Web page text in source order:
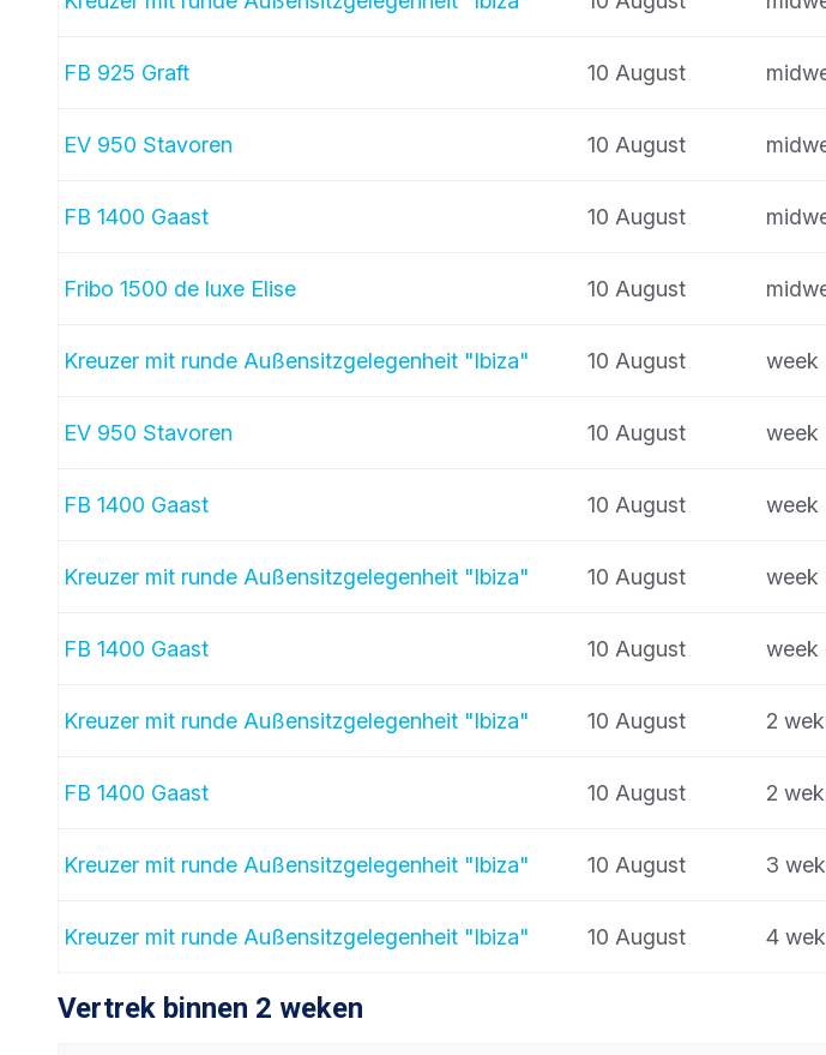
FB 925 Graft 10 August
EV 950 Stavoren 10 August
FB 1400 Gaast 10 August
Fribo 1500 de luxe Elise 10 August
Kreuzer mit runde Außensitzgelegenheit "Ibiza" 10 August week
EV 950 Stavoren 10 August week
FB 1400 Gaast 10 August week
Kreuzer mit runde Außensitzgelegenheit "Ibiza" 10 August week
FB 1400 Gaast 10 August week
Kreuzer mit runde Außensitzgelegenheit "Ibiza" 10 August 2
FB 1400 Gaast 10 August 2
Kreuzer mit runde Außensitzgelegenheit "Ibiza" 10 August 3
Kreuzer mit runde Außensitzgelegenheit "Ibiza" 10 August 4
Vertrek binnen 2 weken